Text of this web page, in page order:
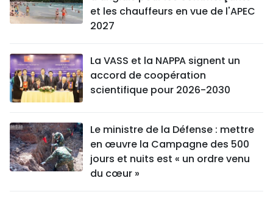
et les chauffeurs en vue de l'APEC
2027
La VASS et la NAPPA signent un
accord de coopération
scientifique pour 2026-2030
Le ministre de la Défense : mettre
en œuvre la Campagne des 500
jours et nuits est « un ordre venu
du cœur »